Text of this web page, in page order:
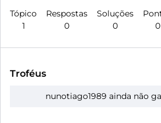
Tópico
1
Respostas
0
Soluções
0
0
Troféus
nunotiago1989 ainda não